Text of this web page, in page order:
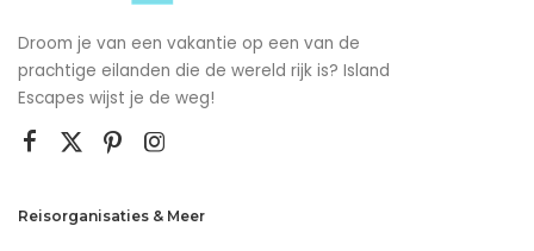
Droom je van een vakantie op een van de
prachtige eilanden die de wereld rijk is? Island
Escapes wijst je de weg!
Reisorganisaties & Meer